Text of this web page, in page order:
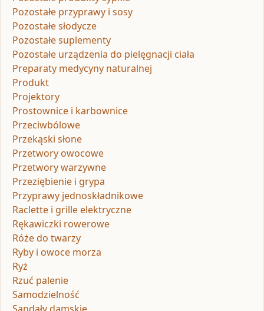
Pozostałe przyprawy i sosy
Pozostałe słodycze
Pozostałe suplementy
Pozostałe urządzenia do pielęgnacji ciała
Preparaty medycyny naturalnej
Produkt
Projektory
Prostownice i karbownice
Przeciwbólowe
Przekąski słone
Przetwory owocowe
Przetwory warzywne
Przeziębienie i grypa
Przyprawy jednoskładnikowe
Raclette i grille elektryczne
Rękawiczki rowerowe
Róże do twarzy
Ryby i owoce morza
Ryż
Rzuć palenie
Samodzielność